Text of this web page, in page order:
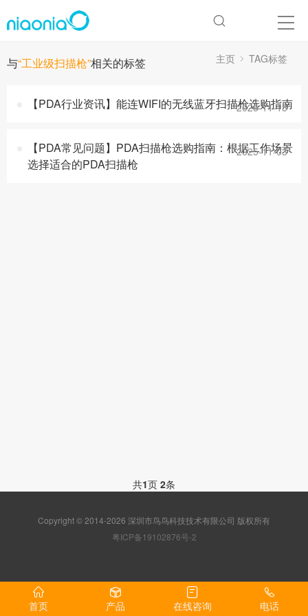
与“工业级扫描枪”相关的标签 主页 TAG标签
【PDA行业资讯】能连WIFI的无线蓝牙扫描枪选购指南
2025-11-13
【PDA常见问题】PDA扫描枪选购指南：根据工作场景
选择适合的PDA扫描枪
2025-11-03
共1页 2条
Copyright © 2014-2026 深圳市鸟鸟科技技术有限公司 版权所有
粤ICP备19102876号-2
首页 产品 在线咨询 电话